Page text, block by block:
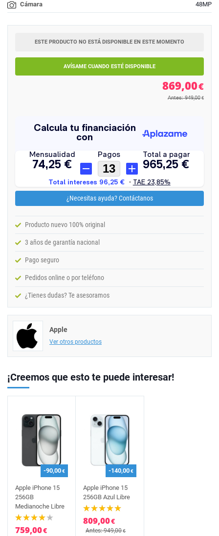
Cámara 48MP
ESTE PRODUCTO NO ESTÁ DISPONIBLE EN ESTE MOMENTO
AVÍSAME CUANDO ESTÉ DISPONIBLE
869,00€
Antes: 949,00 €
¿Necesitas ayuda? Contáctanos
Producto nuevo 100% original
3 años de garantía nacional
Pago seguro
Pedidos online o por teléfono
¿Tienes dudas? Te asesoramos
Apple
Ver otros productos
¡Creemos que esto te puede interesar!
-90,00€
Apple iPhone 15
256GB
Medianoche Libre
759,00€
-140,00€
Apple iPhone 15
256GB Azul Libre
809,00€
Antes: 949,00€